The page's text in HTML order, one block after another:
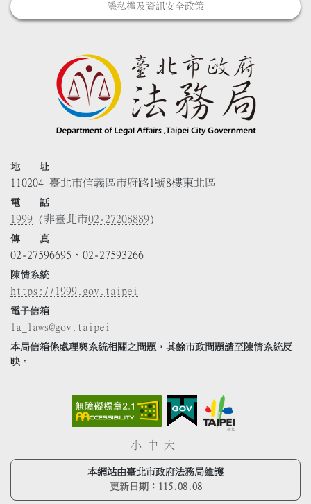
隱私權及資訊安全政策
地 址
110204 臺北市信義區市府路1號8樓東北區
電 話
1999 (非臺北市02-27208889)
傳 真
02-27596695、02-27593266
陳情系統
https://1999.gov.taipei
電子信箱
la_laws@gov.taipei
本局信箱係處理與系統相關之問題，其餘市政問題請至陳情系統反
映。
小 中 大
本網站由臺北市政府法務局維護
更新日期： 115.08.08